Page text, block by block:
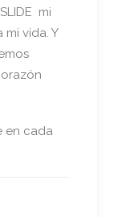
mi
vida. Y
en cada